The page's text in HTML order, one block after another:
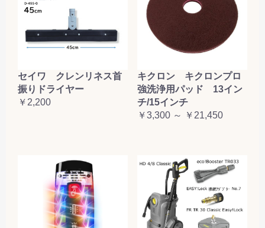
セイワ クレンリネス首
振りドライヤー
￥2,200
キクロン キクロンプロ
強洗浄用パッド 13イン
チ/15インチ
￥3,300 ～ ￥21,450